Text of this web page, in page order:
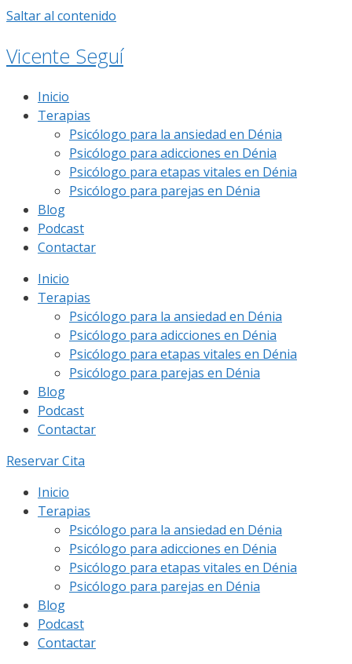
Saltar al contenido
Vicente Seguí
Inicio
Terapias
Psicólogo para la ansiedad en Dénia
Psicólogo para adicciones en Dénia
Psicólogo para etapas vitales en Dénia
Psicólogo para parejas en Dénia
Blog
Podcast
Contactar
Inicio
Terapias
Psicólogo para la ansiedad en Dénia
Psicólogo para adicciones en Dénia
Psicólogo para etapas vitales en Dénia
Psicólogo para parejas en Dénia
Blog
Podcast
Contactar
Reservar Cita
Inicio
Terapias
Psicólogo para la ansiedad en Dénia
Psicólogo para adicciones en Dénia
Psicólogo para etapas vitales en Dénia
Psicólogo para parejas en Dénia
Blog
Podcast
Contactar